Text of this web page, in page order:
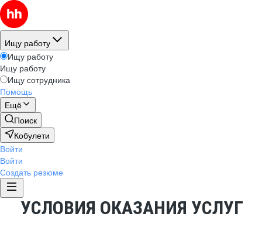
Ищу работу
Ищу работу
Ищу работу
Ищу сотрудника
Помощь
Ещё
Поиск
Кобулети
Войти
Войти
Создать резюме
УСЛОВИЯ ОКАЗАНИЯ УСЛУГ